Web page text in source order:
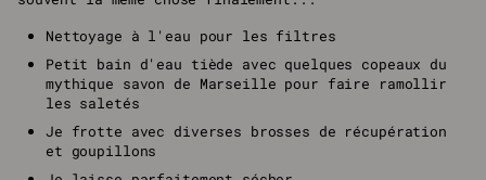
Nettoyage à l'eau pour les filtres
Petit bain d'eau tiède avec quelques copeaux du
mythique savon de Marseille pour faire ramollir
les saletés
Je frotte avec diverses brosses de récupération
et goupillons